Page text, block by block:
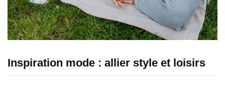
Inspiration mode : allier style et loisirs